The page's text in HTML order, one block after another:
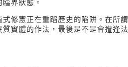
界狀態。
憲正在重蹈歷史的陷阱。在所謂
質實體的作法，最後是不是會遭逢